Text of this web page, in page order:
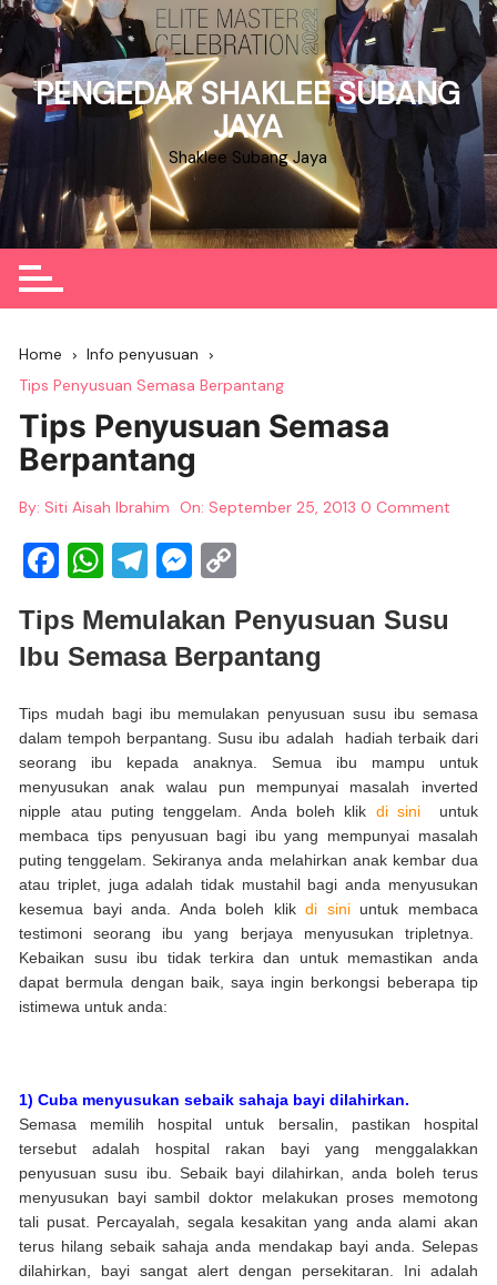
Skip
to
content
PENGEDAR SHAKLEE SUBANG
JAYA
Shaklee Subang Jaya
Home
Info penyusuan
Tips Penyusuan Semasa Berpantang
Tips Penyusuan Semasa
Berpantang
By: Siti Aisah Ibrahim On:September 25, 2013 0 Comment
F
c
e
b
o
o
k
W
at
s
A
p
p
T
e
gr
a
m
M
ss
e
n
g
er
p
y
Li
n
k
Tips Memulakan Penyusuan Susu
Ibu Semasa Berpantang
Tips mudah bagi ibu memulakan penyusuan susu ibu semasa
dalam tempoh berpantang. Susu ibu adalah hadiah terbaikdari
seorang ibu kepada anaknya. Semua ibu mampu untuk
menyusukan anak walau pun mempunyai masalah inverted
nipple atau puting tenggelam. Anda boleh klik di sini
untuk
membaca tips penyusuan bagi ibu yang mempunyai masalah
puting tenggelam. Sekiranya anda melahirkan anak kembar dua
atau triplet, juga adalah tidak mustahil bagi anda menyusukan
kesemua bayi anda. Anda boleh klikdi siniuntuk membaca
testimoni seorang ibu yang berjaya menyusukan tripletnya.
Kebaikan susu ibu tidak terkira dan untuk memastikan anda
dapat bermula dengan baik, saya ingin berkongsi beberapa tip
istimewa untuk anda:
1) Cuba menyusukan sebaik sahaja bayi dilahirkan.
Semasa memilih hospital untuk bersalin, pastikan hospital
tersebut adalah hospital rakan bayi yang menggalakkan
penyusuan susu ibu. Sebaik bayi dilahirkan, anda boleh terus
menyusukan bayi sambil doktor melakukan proses memotong
tali pusat. Percayalah, segala kesakitan yang anda alami akan
terus hilang sebaik sahaja anda mendakap bayi anda. Selepas
dilahirkan, bayi sangat alert dengan persekitaran. Ini adalah